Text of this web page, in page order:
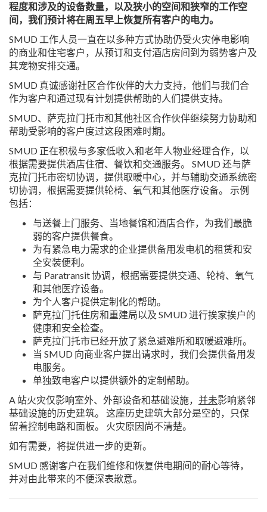
程度和涉及的设备数量，以及狭小的空间和狭窄的工作空
间，我们预计将在周五早上恢复所有客户的电力。
SMUD 工作人员一直在以多种方式协助仍受火灾停电影响
的商业和住宅客户，从预订和支付酒店房间到为弱势客户及
其宠物安排交通。
SMUD 真诚感谢社区合作伙伴的大力支持，他们与我们合
作为客户和通过现有计划提供帮助的人们提供支持。
SMUD、萨克拉门托市和其他社区合作伙伴继续努力协助和
帮助受影响的客户度过这段困难时期。
SMUD 正在积极与多家低收入和老年人物业经理合作，以
根据需要提供酒店住宿、餐饮和交通服务。 SMUD 还与萨
克拉门托市密切协调，提供取暖中心，并与辅助交通系统密
切协调，根据需要提供轮椅、氧气和其他医疗设备。 示例
包括：
与送餐上门服务、当地餐馆和酒店合作，为我们最脆
弱的客户提供餐食。
为有紧急电力需求的企业提供备用发电机的租赁和安
全安装便利。
与 Paratransit 协调，根据需要提供交通、轮椅、氧气
和其他医疗设备。
为个人客户提供定制化的帮助。
萨克拉门托住房和重建局以及 SMUD 进行挨家挨户的
健康和安全检查。
萨克拉门托市已经开放了紧急避难所和取暖避难所。
当 SMUD 向商业客户提出请求时，我们会提供备用发
电服务。
单独致电客户以提供额外的定制帮助。
A 站火灾仅影响室外、外部设备和基础设施， 并未影响紧邻
基础设施的历史建筑。 这座历史建筑大部分是空的，只保
留着控制电路和面板。 火灾原因尚不清楚。
如有需要，将提供进一步的更新。
SMUD 感谢客户在我们维修和恢复供电期间的耐心等待，
并对由此带来的不便深表歉意。